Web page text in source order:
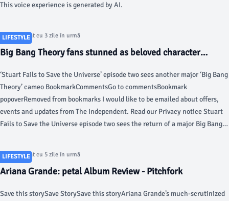
This voice experience is generated by AI.
LIFESTYLE
Articol postat cu 3 zile în urmă
Big Bang Theory fans stunned as beloved character
Independent
‘Stuart Fails to Save the Universe’ episode two sees another major ‘Big Bang
Theory’ cameo BookmarkCommentsGo to commentsBookmark
popoverRemoved from bookmarks I would like to be emailed about offers,
events and updates from The Independent. Read our Privacy notice Stuart
Fails to Save the Universe episode two sees the return of a major Big Bang
LIFESTYLE
Articol postat cu 5 zile în urmă
Ariana Grande: petal Album Review - Pitchfork
Save this storySave StorySave this storyAriana Grande’s much-scrutinized